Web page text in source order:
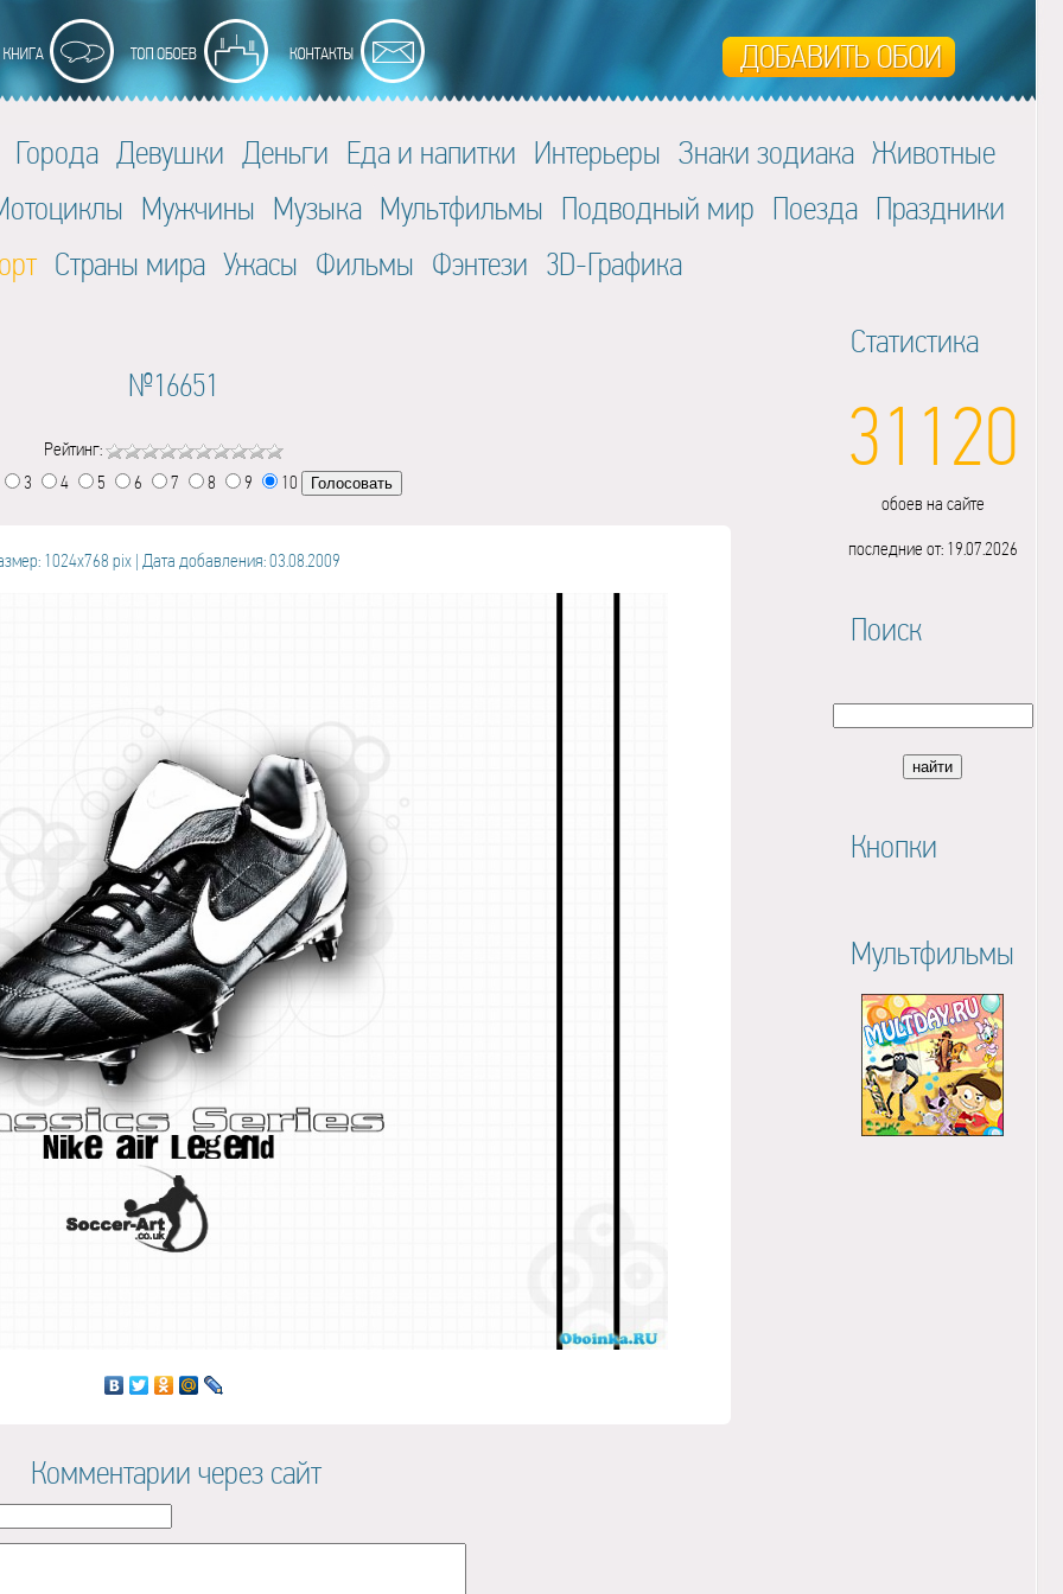
Города Девушки Деньги Еда и напитки Интерьеры Знаки зодиака Животные
Мужчины Музыка Мультфильмы Подводный мир Поезда Праздники
Страны мира Ужасы Фильмы Фэнтези 3D-Графика
№16651
Рейтинг:
3
4 5 6 7 8 9 10
1024x768 pix | Дата добавления: 03.08.2009
Комментарии через сайт
Статистика
31120
обоев на сайте
последние от: 19.07.2026
Поиск
Кнопки
Мультфильмы